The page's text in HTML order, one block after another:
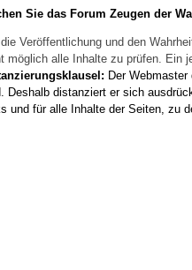
Sie das Forum Zeugen der
Veröffentlichung und den
möglich alle Inhalte zu prüfen. Ein
Der
Deshalb distanziert er sich
und für alle Inhalte der Seiten, zu